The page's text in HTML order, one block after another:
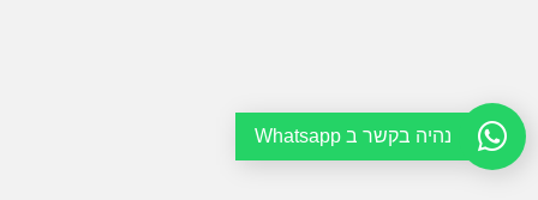
נהיה בקשר ב Whatsapp